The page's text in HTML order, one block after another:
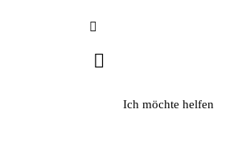
Ich möchte helfen